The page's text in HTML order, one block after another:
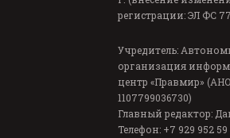
регистрации: ЭЛ ФС
Учредитель:
организация
центр «Правмир»
1107799036730)
Главный редактор:
Телефон: +7 929 952 59